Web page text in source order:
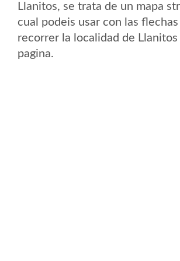
Llanitos, se trata de un mapa
cual podeis usar con las flechas
recorrer la localidad de Llanitos
pagina.